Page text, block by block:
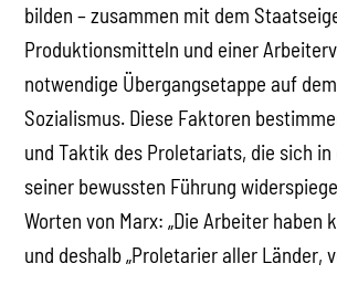
bilden – zusammen mit dem
Produktionsmitteln und einer
notwendige Übergangsetappe auf
Sozialismus. Diese Faktoren
und Taktik des Proletariats, die sich
seiner bewussten Führung
Worten von Marx: „Die Arbeiter haben
und deshalb „Proletarier aller Länder,